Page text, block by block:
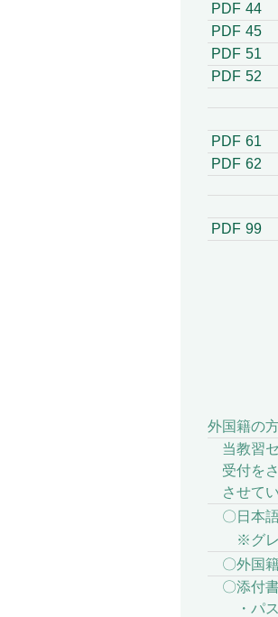
PDF 44
PDF 45
PDF 51
PDF 52
PDF 61
PDF 62
PDF 99
外国籍の
当教習セ
受付をさ
させてい
〇日本
※グレー
〇外国
〇添付書
・パス